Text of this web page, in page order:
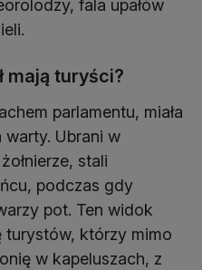
fala upałów
mają turyści?
parlamentu, miała
warty. Ubrani w
stali
podczas gdy
pot. Ten widok
turystów, którzy mimo
w kapeluszach, z